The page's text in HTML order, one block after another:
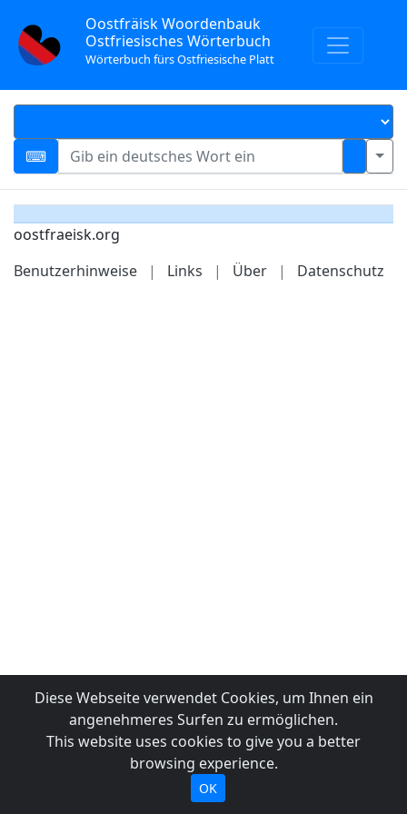
Oostfräisk Woordenbauk
Ostfriesisches Wörterbuch
Wörterbuch fürs Ostfriesische Platt
oostfraeisk.org
Benutzerhinweise
| Links | Über | Datenschutz
Diese Webseite verwendet Cookies, um Ihnen ein
angenehmeres Surfen zu ermöglichen.
This website uses cookies to give you a better
browsing experience.
OK